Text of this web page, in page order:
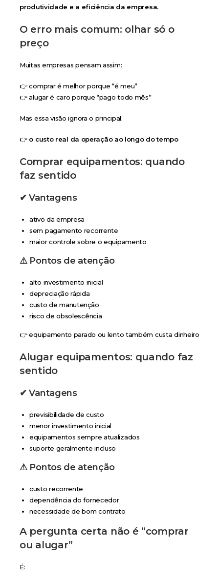
produtividade e a eficiência da empresa.
O erro mais comum: olhar só o
preço
Muitas empresas pensam assim:
👉 comprar é melhor porque “é meu”
👉 alugar é caro porque “pago todo mês”
Mas essa visão ignora o principal:
👉 o custo real da operação ao longo do tempo
Comprar equipamentos: quando
faz sentido
✔ Vantagens
ativo da empresa
sem pagamento recorrente
maior controle sobre o equipamento
⚠ Pontos de atenção
alto investimento inicial
depreciação rápida
custo de manutenção
risco de obsolescência
👉 equipamento parado ou lento também custa dinheiro
Alugar equipamentos: quando faz
sentido
✔ Vantagens
previsibilidade de custo
menor investimento inicial
equipamentos sempre atualizados
suporte geralmente incluso
⚠ Pontos de atenção
custo recorrente
dependência do fornecedor
necessidade de bom contrato
A pergunta certa não é “comprar
ou alugar”
É: